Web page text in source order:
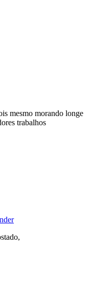
mesmo morando longe
trabalhos